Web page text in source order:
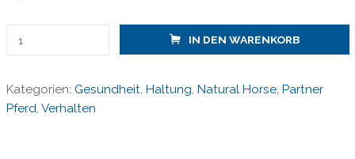
2017/
Herdenverhalten
IN DEN WARENKORB
Kategorien: Gesundheit, Haltung, Natural Horse, Partner
Pferd, Verhalten